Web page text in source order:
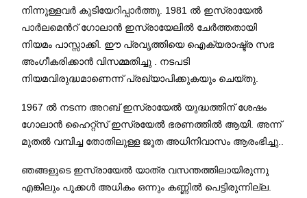
നിന്നുള്ളവർ കുടിയേറിപ്പാർത്തു. 1981 ൽ ഇസ്രായേൽ
പാർലമെൻറ് ഗോലാൻ ഇസ്രായേലിൽ ചേർത്തതായി
നിയമം പാസ്സാക്കി. ഈ പ്രവൃത്തിയെ ഐക്യരാഷ്ട്ര സഭ
അംഗീകരിക്കാൻ വിസമ്മതിച്ചു . നടപടി
നിയമവിരുദ്ധമാണെന്ന് പ്രഖ്യാപിക്കുകയും ചെയ്തു.
1967 ൽ നടന്ന അറബ് ഇസ്രായേൽ യുദ്ധത്തിന് ശേഷം
ഗോലാൻ ഹൈറ്റ്സ് ഇസ്രയേൽ ഭരണത്തിൽ ആയി. അന്ന്
മുതൽ വമ്പിച്ച തോതിലുള്ള ജൂത അധിനിവാസം ആരംഭിച്ചു..
ഞങ്ങളുടെ ഇസ്രായേൽ യാത്ര വസന്തത്തിലായിരുന്നു
എങ്കിലും പൂക്കൾ അധികം ഒന്നും കണ്ണിൽ പെട്ടിരുന്നില്ല.